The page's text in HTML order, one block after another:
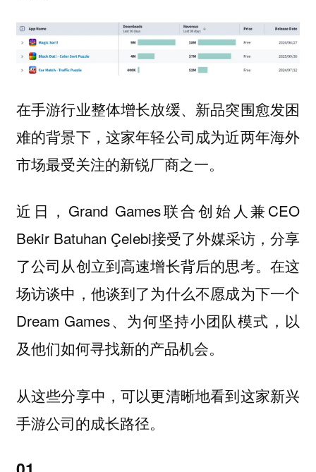
在手游行业整体增长放缓、新品突围愈发困
难的背景下，这家年轻公司成为近两年海外
市场最受关注的新锐厂商之一。
近日，Grand Games联合创始人兼CEO
Bekir Batuhan Çelebi接受了外媒采访，分享
了公司从创立到高速增长背后的思考。在这
场访谈中，他谈到了为什么不愿成为下一个
Dream Games、为何坚持小团队模式，以
及他们如何寻找新的产品机会。
从这些分享中，可以更清晰地看到这家新兴
手游公司的成长路径。